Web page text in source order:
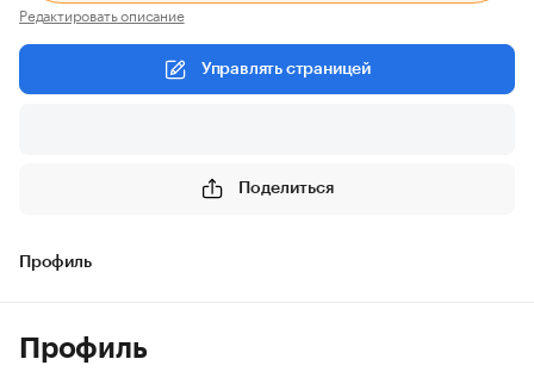
Редактировать описание
Управлять страницей
Поделиться
Профиль
Профиль